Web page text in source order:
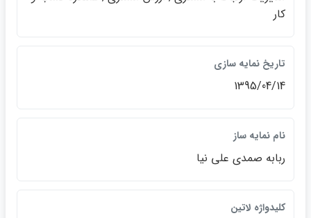
كار
تاريخ نمايه سازي
1395/04/14
نام نمايه ساز
ربابه صمدي علي نيا
كليدواژه لاتين